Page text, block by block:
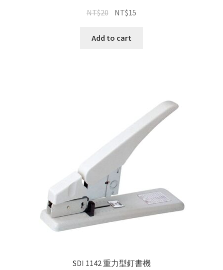
NT$20 NT$15
Add to cart
SDI 1142 重力型釘書機